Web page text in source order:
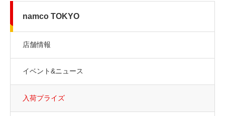
namco TOKYO
店舗情報
イベント&ニュース
入荷プライズ